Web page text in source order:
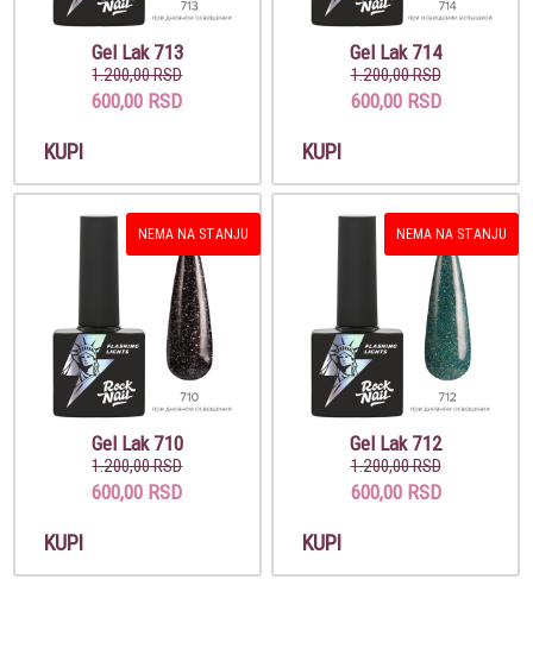
Gel Lak 713
1.200,00 RSD
600,00 RSD
KUPI
Gel Lak 714
1.200,00 RSD
600,00 RSD
KUPI
NEMA NA STANJU
Gel Lak 710
1.200,00 RSD
600,00 RSD
KUPI
NEMA NA STANJU
Gel Lak 712
1.200,00 RSD
600,00 RSD
KUPI